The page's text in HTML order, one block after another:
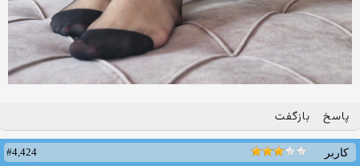
پاسخ بازگفت
کاربر
#4,424